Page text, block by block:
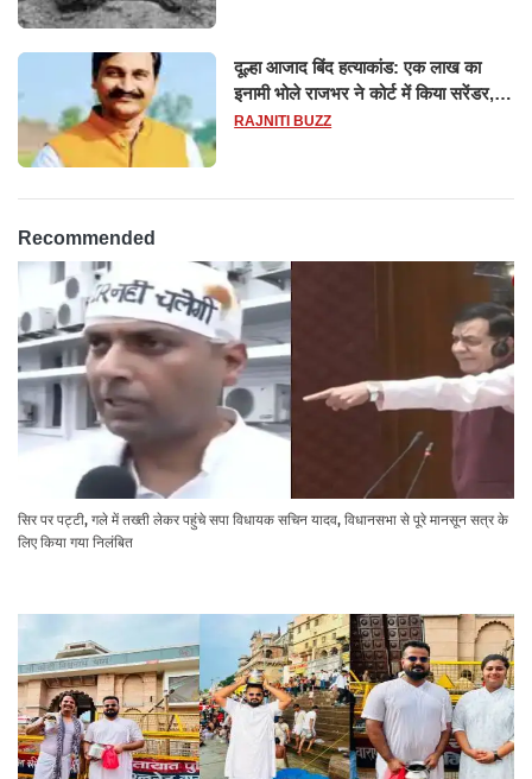
दूल्हा आजाद बिंद हत्याकांड: एक लाख का
इनामी भोले राजभर ने कोर्ट में किया सरेंडर,
14 दिन के लिए भेजा गया जेल
RAJNITI BUZZ
Recommended
सिर पर पट्टी, गले में तख्ती लेकर पहुंचे सपा विधायक सचिन यादव, विधानसभा से पूरे मानसून सत्र के
लिए किया गया निलंबित